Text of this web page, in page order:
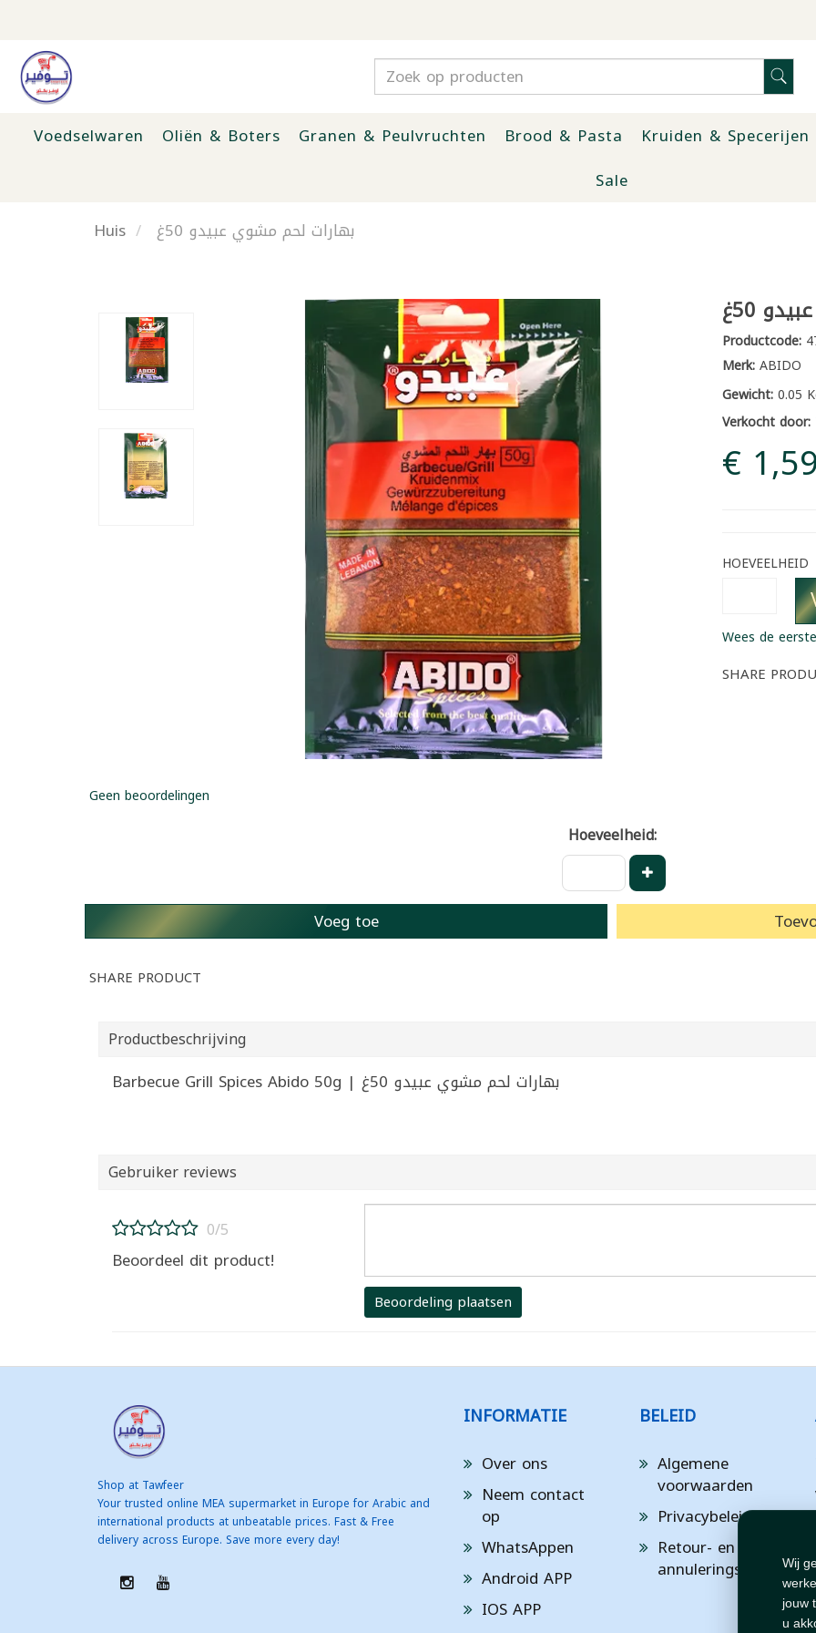
Wij
jouw
u
Voedselwaren Oliën & Boters Granen & Peulvruchten Brood & Pasta Kruiden & Specerijen
Sale
Huis
بهارات لحم مشوي عبيدو 50غ
50غ
Productcode:
Merk:ABIDO
Gewicht:0.05
Verkocht door:
€ 1,59
HOEVEELHEID
Wees de
SHARE
Geen beoordelingen
Hoeveelheid:
Voeg toe
SHARE PRODUCT
Productbeschrijving
Barbecue Grill Spices Abido 50g | بهارات لحم مشوي عبيدو 50غ
Gebruiker reviews
0/5
Beoordeel dit product!
Beoordeling plaatsen
Shop at Tawfeer
Your trusted online MEA supermarket in Europe for Arabic and
international products at unbeatable prices. Fast & Free
delivery across Europe. Save more every day!
INFORMATIE
Over ons
Neem contact
op
WhatsAppen
Android APP
IOS APP
BELEID
Algemene
voorwaarden
Privacybeleid
Retour- en
annuleringsbeleid